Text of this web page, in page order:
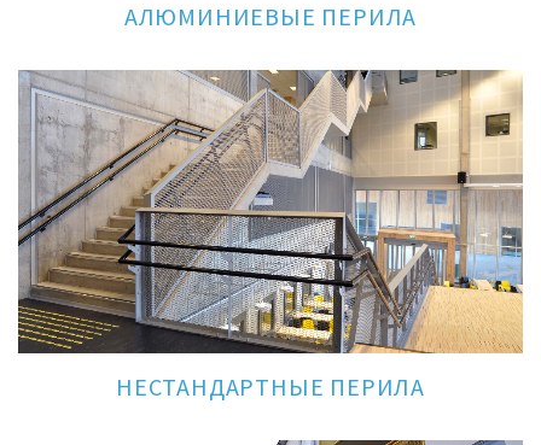
АЛЮМИНИЕВЫЕ ПЕРИЛА
НЕСТАНДАРТНЫЕ ПЕРИЛА